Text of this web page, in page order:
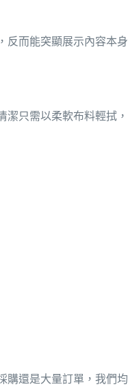
而能突顯展示內容本
只需以柔軟布料輕拭
還是大量訂單，我們